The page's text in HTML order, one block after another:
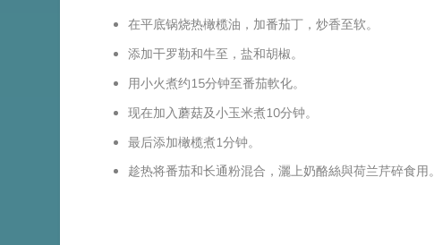
在平底锅烧热橄榄油，加番茄丁，炒香至软。
添加干罗勒和牛至，盐和胡椒。
用小火煮约15分钟至番茄軟化。
现在加入蘑菇及小玉米煮10分钟。
最后添加橄榄煮1分钟。
趁热将番茄和长通粉混合，灑上奶酪絲與荷兰芹碎食用。